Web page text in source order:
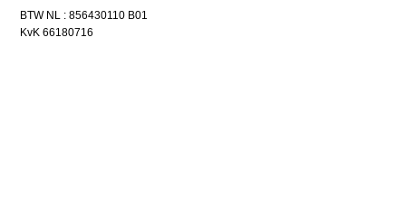
BTW NL : 856430110 B01
KvK 66180716